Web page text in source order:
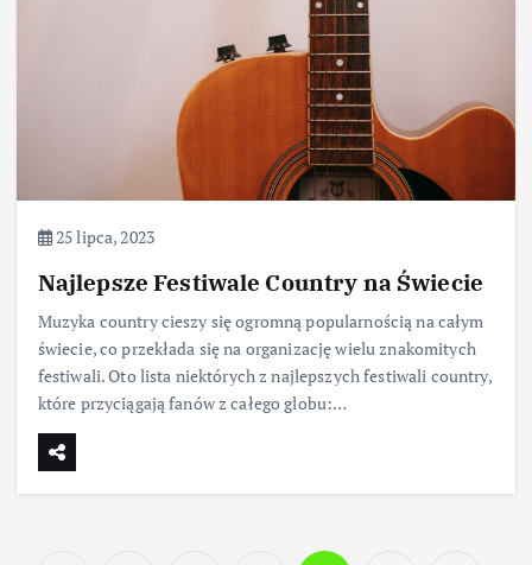
25 lipca, 2023
Najlepsze Festiwale Country na Świecie
Muzyka country cieszy się ogromną popularnością na całym
świecie, co przekłada się na organizację wielu znakomitych
festiwali. Oto lista niektórych z najlepszych festiwali country,
które przyciągają fanów z całego globu:…